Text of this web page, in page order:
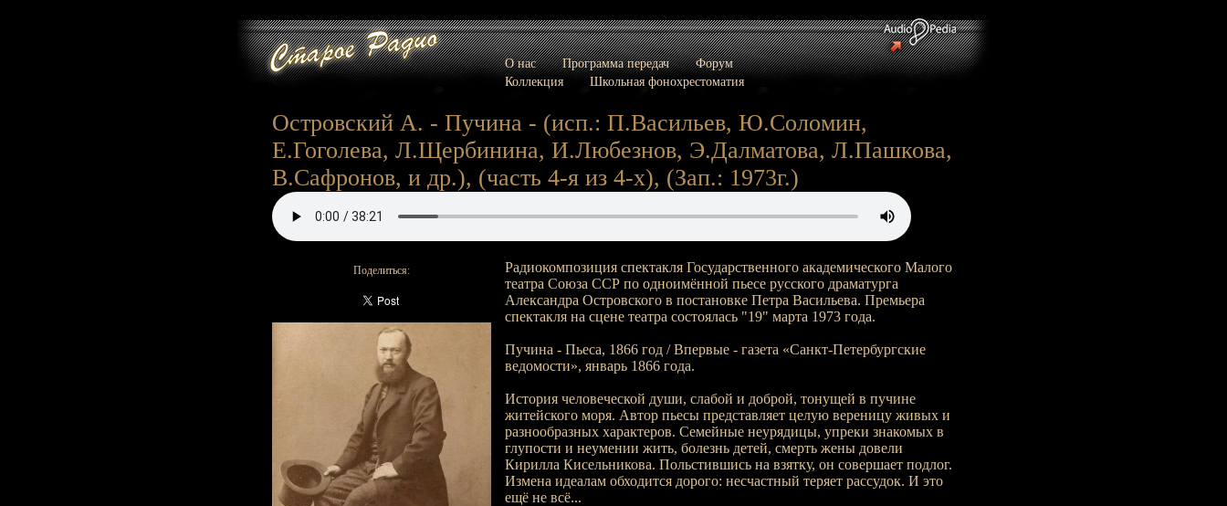
О нас Программа передач
Форум
Коллекция
Школьная фонохрестоматия
Островский А. - Пучина - (исп.: П.Васильев, Ю.Соломин,
Е.Гоголева, Л.Щербинина, И.Любезнов, Э.Далматова, Л.Пашкова,
В.Сафронов, и др.), (часть 4-я из 4-х), (Зап.: 1973г.)
Поделиться:
Радиокомпозиция спектакля Государственного академического Малого
театра Союза ССР по одноимённой пьесе русского драматурга
Александра Островского в постановке Петра Васильева. Премьера
спектакля на сцене театра состоялась "19" марта 1973 года.
Пучина - Пьеса, 1866 год / Впервые - газета «Санкт-Петербургские
ведомости», январь 1866 года.
История человеческой души, слабой и доброй, тонущей в пучине
житейского моря. Автор пьесы представляет целую вереницу живых и
разнообразных характеров. Семейные неурядицы, упреки знакомых в
глупости и неумении жить, болезнь детей, смерть жены довели
Кирилла Кисельникова. Польстившись на взятку, он совершает подлог.
Измена идеалам обходится дорого: несчастный теряет рассудок. И это
ещё не всё...